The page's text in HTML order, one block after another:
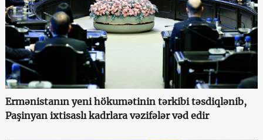
Ermənistanın yeni hökumətinin tərkibi təsdiqlənib,
Paşinyan ixtisaslı kadrlara vəzifələr vəd edir